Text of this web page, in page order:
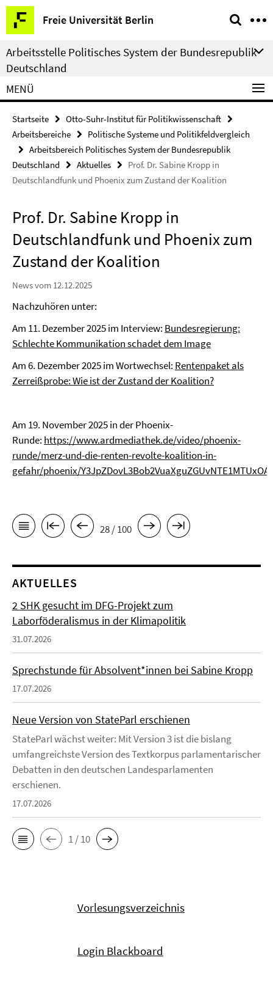
Springe
direkt
zu
Inhalt
Freie Universität Berlin
Service-
Navigation
Arbeitsstelle Politisches System der Bundesrepublik
Deutschland
MENÜ
Startseite
Otto-Suhr-Institut für Politikwissenschaft
Arbeitsbereiche
Politische Systeme und Politikfeldvergleich
Arbeitsbereich Politisches System der Bundesrepublik
Deutschland
Aktuelles
Prof. Dr. Sabine Kropp in
Deutschlandfunk und Phoenix zum Zustand der Koalition
Prof. Dr. Sabine Kropp in
Deutschlandfunk und Phoenix zum
Zustand der Koalition
News vom 12.12.2025
Nachzuhören unter:
Am 11. Dezember 2025 im Interview: Bundesregierung:
Schlechte Kommunikation schadet dem Image
Am 6. Dezember 2025 im Wortwechsel: Rentenpaket als
Zerreißprobe: Wie ist der Zustand der Koalition?
Am 19. November 2025 in der Phoenix-
Runde: https://www.ardmediathek.de/video/phoenix-
runde/merz-und-die-renten-revolte-koalition-in-
gefahr/phoenix/Y3JpZDovL3Bob2VuaXguZGUvNTE1MTUxOA
28 / 100
AKTUELLES
2 SHK gesucht im DFG-Projekt zum
Laborföderalismus in der Klimapolitik
31.07.2026
Sprechstunde für Absolvent*innen bei Sabine Kropp
17.07.2026
Neue Version von StateParl erschienen
StateParl wächst weiter: Mit Version 3 ist die bislang
umfangreichste Version des Textkorpus parlamentarischer
Debatten in den deutschen Landesparlamenten
erschienen.
17.07.2026
1 / 10
Vorlesungsverzeichnis
Login Blackboard